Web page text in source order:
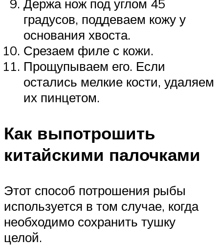
Держа нож под углом 45
градусов, поддеваем кожу у
основания хвоста.
Срезаем филе с кожи.
Прощупываем его. Если
остались мелкие кости, удаляем
их пинцетом.
Как выпотрошить
китайскими палочками
Этот способ потрошения рыбы
используется в том случае, когда
необходимо сохранить тушку
целой.